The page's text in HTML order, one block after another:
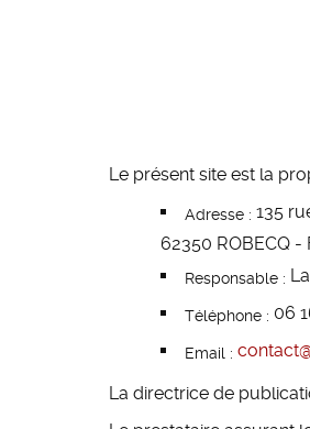
Le présent site est la
Adresse : 135
62350 ROBECQ -
Responsable :
Téléphone : 06
Email :
La directrice de